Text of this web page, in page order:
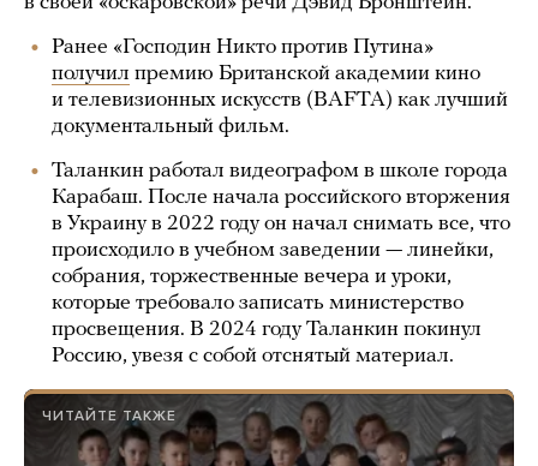
Ранее «Господин Никто против Путина»
получил премию Британской академии кино
и телевизионных искусств (BAFTA) как лучший
документальный фильм.
Таланкин работал видеографом в школе города
Карабаш. После начала российского вторжения
в Украину в 2022 году он начал снимать все, что
происходило в учебном заведении — линейки,
собрания, торжественные вечера и уроки,
которые требовало записать министерство
просвещения. В 2024 году Таланкин покинул
Россию, увезя с собой отснятый материал.
ЧИТАЙТЕ ТАКЖЕ